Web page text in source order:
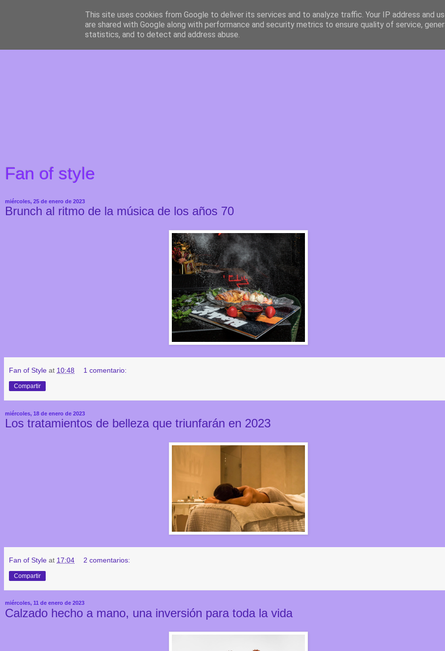
Fan of style
miércoles, 25 de enero de 2023
Brunch al ritmo de la música de los años 70
Fan of Style at 10:48 1 comentario:
Compartir
miércoles, 18 de enero de 2023
Los tratamientos de belleza que triunfarán en 2023
Fan of Style at 17:04 2 comentarios:
Compartir
miércoles, 11 de enero de 2023
Calzado hecho a mano, una inversión para toda la vida
This site uses cookies from Google to deliver its services and to analyze traffic. Your IP address and
are shared with Google along with performance and security metrics to ensure quality of service,
statistics, and to detect and address abuse.